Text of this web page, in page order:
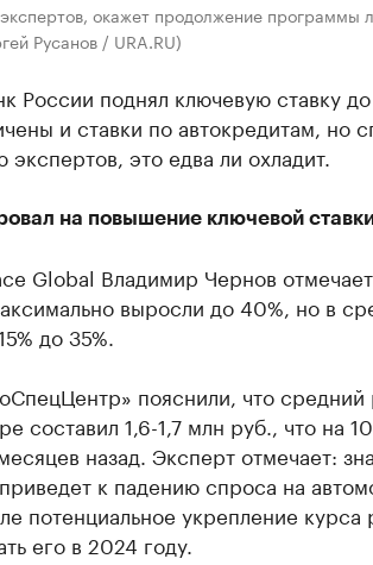
окажет продолжение программы
Русанов / URA.RU)
России поднял ключевую ставку
и ставки по автокредитам, но
это едва ли охладит.
на повышение ключевой
Global Владимир Чернов
выросли до 40%, но в
до 35%.
пояснили, что средний
составил 1,6-1,7 млн руб., что на
назад. Эксперт отмечает:
к падению спроса на
потенциальное укрепление курса
его в 2024 году.